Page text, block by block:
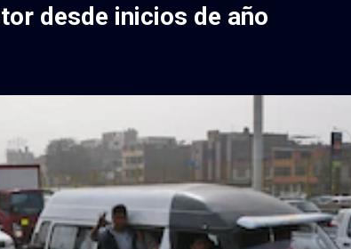
desde inicios de año